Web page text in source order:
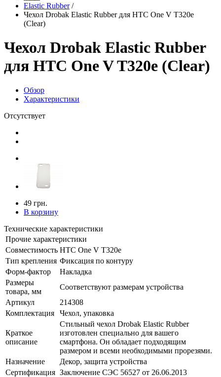
Elastic Rubber/
Чехол Drobak Elastic Rubber для HTC One V T320e
(Clear)
Чехол Drobak Elastic Rubber
для HTC One V T320e (Clear)
Обзор
Характеристики
Отсутствует
49 грн.
В корзину
Технические характеристики
Прочие характеристики
Совместимость HTC One V T320e
Тип крепления Фиксация по контуру
Форм-фактор
Накладка
Размеры
товара, мм
Соответствуют размерам устройства
Артикул
214308
Комплектация
Чехол, упаковка
Краткое
описание
Стильный чехол Drobak Elastic Rubber
изготовлен специально для вашего
смартфона. Он обладает подходящим
размером и всеми необходимыми прорезями.
Назначение
Декор, защита устройства
Сертификация Заключение СЭС 56527 от 26.06.2013